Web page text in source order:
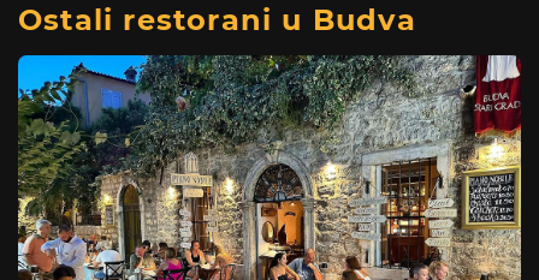
Ostali restorani u Budva